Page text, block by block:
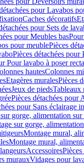
pour Lavabos
Caches décoratifs
pour Sets de
pour Meubles bas
pour meublePièces
Pièces détachées pour
Pour lavabo à poser
hautesColonnes
Etagères muralesPièces
Jeux de piedsTableaux
Pièces détachées pour
pour Sans éclairage
gorge, alimentation sur
sur gorge,
Montage mural,
Montage mural,
Accessoires
murauxVidages pour